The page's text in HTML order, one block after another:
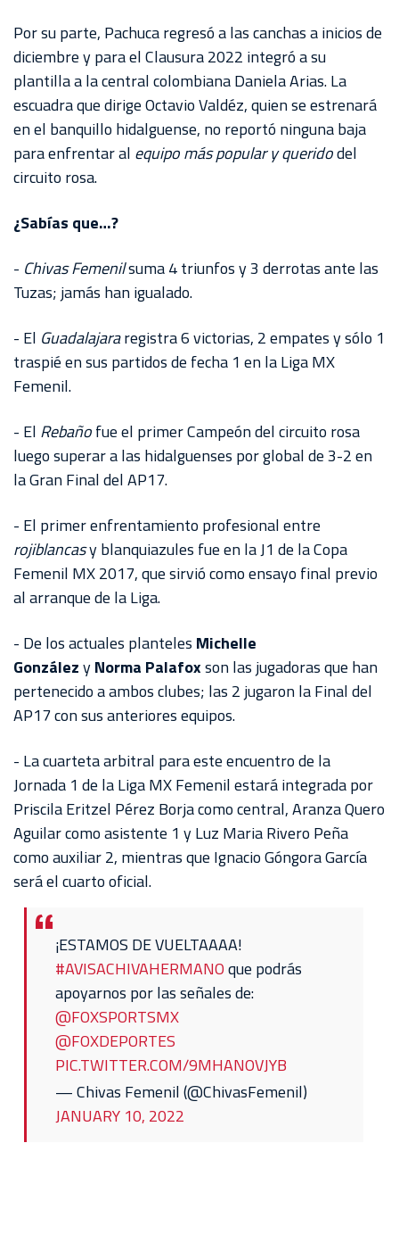
Por su parte, Pachuca regresó a las canchas a inicios de
diciembre y para el Clausura 2022 integró a su
plantilla a la central colombiana Daniela Arias. La
escuadra que dirige Octavio Valdéz, quien se estrenará
en el banquillo hidalguense, no reportó ninguna baja
para enfrentar al equipo más popular y queridodel
circuito rosa.
¿Sabías que…?
- Chivas Femenilsuma 4 triunfos y 3 derrotas ante las
Tuzas; jamás han igualado.
- El Guadalajararegistra 6 victorias, 2 empates y sólo 1
traspié en sus partidos de fecha 1 en la Liga MX
Femenil.
- El Rebañofue el primer Campeón del circuito rosa
luego superar a las hidalguenses por global de 3-2 en
la Gran Final del AP17.
- El primer enfrentamiento profesional entre
rojiblancasy blanquiazules fue en la J1 de la Copa
Femenil MX 2017, que sirvió como ensayo final previo
al arranque de la Liga.
- De los actuales planteles Michelle
GonzálezyNorma Palafoxson las jugadoras que han
pertenecido a ambos clubes; las 2 jugaron la Final del
AP17 con sus anteriores equipos.
- La cuarteta arbitral para este encuentro de la
Jornada 1 de la Liga MX Femenil estará integrada por
Priscila Eritzel Pérez Borja como central, Aranza Quero
Aguilar como asistente 1 y Luz Maria Rivero Peña
como auxiliar 2, mientras que Ignacio Góngora García
será el cuarto oficial.
¡ESTAMOS DE VUELTAAAA!
#AVISACHIVAHERMANOque podrás
apoyarnos por las señales de:
@FOXSPORTSMX
@FOXDEPORTES
PIC.TWITTER.COM/9MHANOVJYB
— Chivas Femenil (@ChivasFemenil)
JANUARY 10, 2022